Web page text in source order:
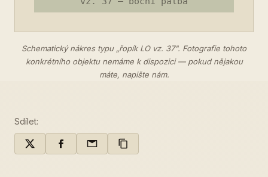
Schematický nákres typu „řopík LO vz. 37". Fotografie tohoto
konkrétního objektu nemáme k dispozici — pokud nějakou
máte, napište nám.
Sdílet: